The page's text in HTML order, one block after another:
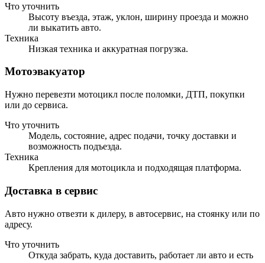
Что уточнить
Высоту въезда, этаж, уклон, ширину проезда и можно
ли выкатить авто.
Техника
Низкая техника и аккуратная погрузка.
Мотоэвакуатор
Нужно перевезти мотоцикл после поломки, ДТП, покупки
или до сервиса.
Что уточнить
Модель, состояние, адрес подачи, точку доставки и
возможность подъезда.
Техника
Крепления для мотоцикла и подходящая платформа.
Доставка в сервис
Авто нужно отвезти к дилеру, в автосервис, на стоянку или по
адресу.
Что уточнить
Откуда забрать, куда доставить, работает ли авто и есть